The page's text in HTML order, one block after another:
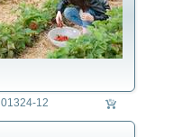
Technik
Tier
Umwelt
Wetter
Wirtschaft
01324-12